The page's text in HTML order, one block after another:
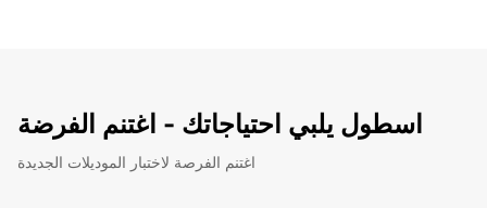
اسطول يلبي احتياجاتك - اغتنم الفرضة
اغتنم الفرصة لاختبار الموديلات الجديدة